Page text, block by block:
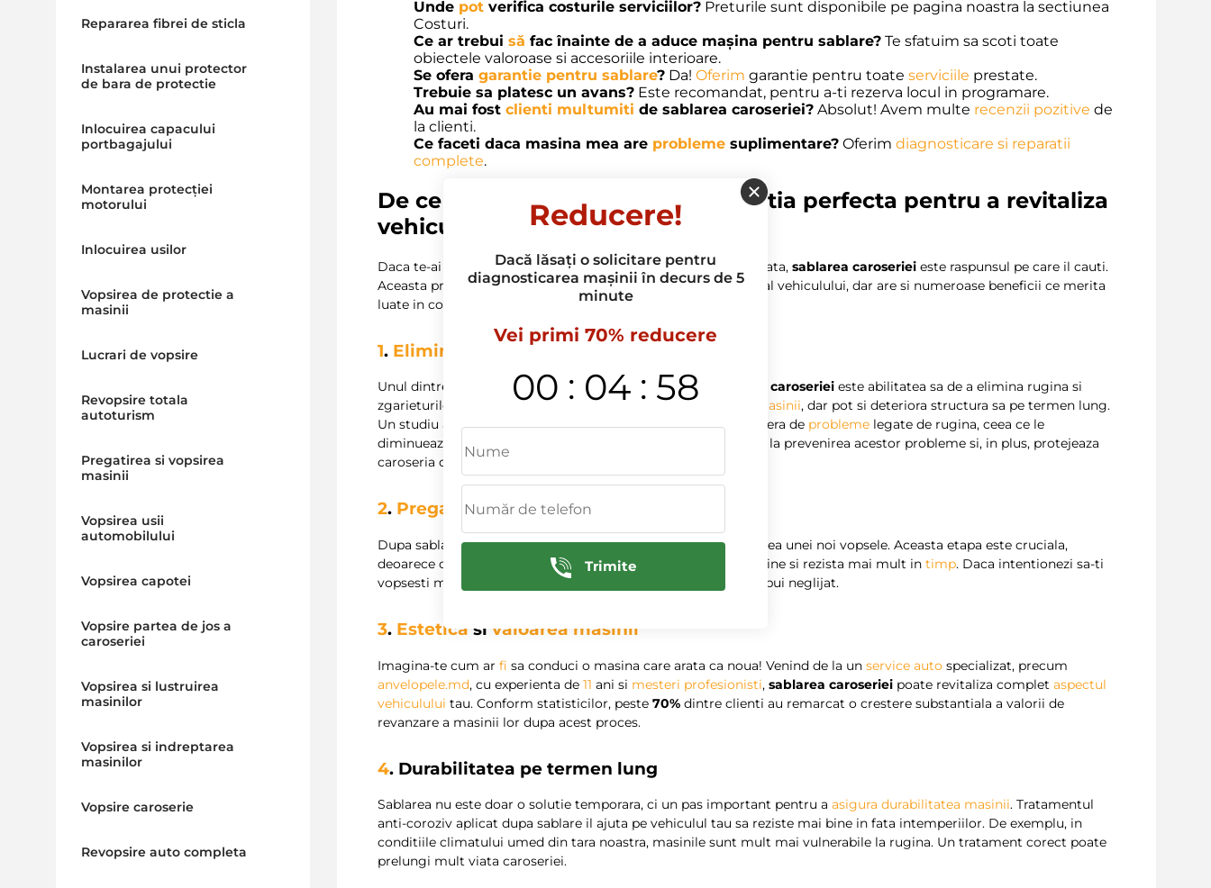
Repararea fibrei de sticla
Instalarea unui protector
de bara de protectie
Inlocuirea capacului
portbagajului
Montarea protecției
motorului
Inlocuirea usilor
Vopsirea de protectie a
masinii
Lucrari de vopsire
Revopsire totala
autoturism
Pregatirea si vopsirea
masinii
Vopsirea usii
automobilului
Vopsirea capotei
Vopsire partea de jos a
caroseriei
Vopsirea si lustruirea
masinilor
Vopsirea si indreptarea
masinilor
Vopsire caroserie
Revopsire auto completa
Unde pot verifica costurile serviciilor? Preturile sunt disponibile pe pagina noastra la sectiunea
Costuri.
Ce ar trebuisă fac înainte de a aduce mașina pentru sablare? Te sfatuim sa scoti toate
obiectele valoroase si accesoriile interioare.
Se oferagarantie pentru sablare? Da!Oferim garantie pentru toateserviciile prestate.
Trebuie sa platesc un avans? Este recomandat, pentru a-ti rezerva locul in programare.
Au mai fostclienti multumiti de sablarea caroseriei? Absolut! Avem multe recenzii pozitive de
la clienti.
Ce faceti daca masina mea are probleme suplimentare? Oferimdiagnosticare si reparatii
complete.
De ce sablarea caroseriei este solutia perfecta pentru a revitaliza
vehiculul tau?
Daca te-ai gandit vreodata cum sa oferi masinii tale o noua viata,sablarea caroseriei este raspunsul pe care il cauti.
Aceasta procedura nu numai ca transforma aspectul exterior al vehiculului, dar are si numeroase beneficii ce merita
luate in considerare.
1. Eliminarea ruginii
Unul dintre cele mai evidente motive pentru a alege sablarea caroseriei este abilitatea sa de a elimina rugina si
zgarieturile. Aceste defectiuni nu doar ca afecteaza
estetica masinii, dar pot si deteriora structura sa pe termen lung.
Un studiu a aratat caaproape 60%dintre vehiculele vechi sufera de probleme legate de rugina, ceea ce le
diminueaza considerabil
. Sablarea ajuta la prevenirea acestor probleme si, in plus, protejeaza
caroseria de agentii externi.
2. Pregatirea pentru vopsire
Dupa sablare, suprafata masinii devine perfecta pentru aplicarea unei noi vopsele. Aceasta etapa este cruciala,
deoarece o vopsire realizata pe osuprafata curata adera mai bine si rezista mai mult intimp. Daca intentionezi sa-ti
vopsesti masina, sablarea este pasul fundamental ce nu ar trebui neglijat.
3. Estetica si valoarea masinii
Imagina-te cum arfi sa conduci o masina care arata ca noua! Venind de la unservice auto specializat, precum
anvelopele.md, cu experienta de11 ani si mesteri profesionisti,sablarea caroseriei poate revitaliza completaspectul
vehiculului tau. Conform statisticilor, peste70% dintre clienti au remarcat o crestere substantiala a valorii de
revanzare a masinii lor dupa acest proces.
4. Durabilitatea pe termen lung
Sablarea nu este doar o solutie temporara, ci un pas important pentru aasigura durabilitatea masinii. Tratamentul
anti-coroziv aplicat dupa sablare il ajuta pe vehiculul tau sa reziste mai bine in fata intemperiilor. De exemplu, in
conditiile climatului umed din tara noastra, masinile sunt mult mai vulnerabile la rugina. Un tratament corect poate
prelungi mult viata caroseriei.
Reducere!
Dacă lăsați o solicitare pentru
diagnosticarea mașinii în decurs de 5
minute
Vei primi 70% reducere
00 : 04 : 57
Trimite